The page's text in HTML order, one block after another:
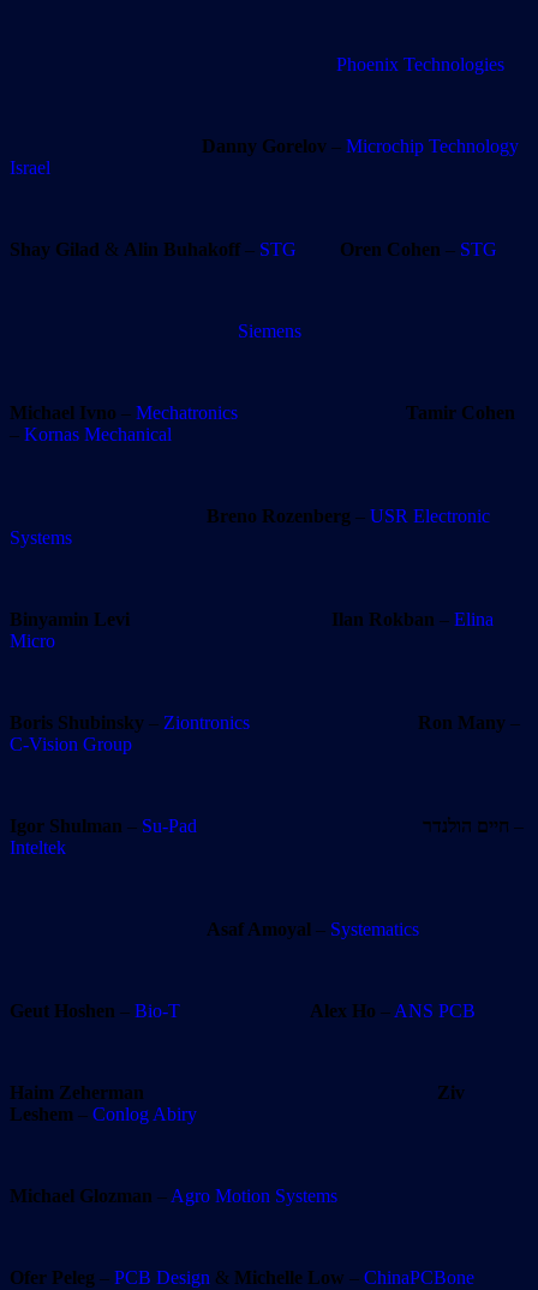
Phoenix Technologies
Danny Gorelov – Microchip Technology
Israel
Shay Gilad & Alin Buhakoff – STG Oren Cohen – STG
Siemens
Michael Ivno – Mechatronics
Tamir Cohen
– Kornas Mechanical
Breno Rozenberg – USR Electronic
Systems
Binyamin Levi Ilan Rokban – Elina
Micro
Boris Shubinsky – Ziontronics Ron Many –
C-Vision Group
Igor Shulman – Su-Pad חיים הולנדר –
Inteltek
Asaf Amoyal – Systematics
Geut Hoshen – Bio-T Alex Ho – ANS PCB
Haim Zeherman
Ziv
Leshem – Conlog Abiry
Michael Glozman – Agro Motion Systems
Ofer Peleg – PCB Design & Michelle Low – ChinaPCBone